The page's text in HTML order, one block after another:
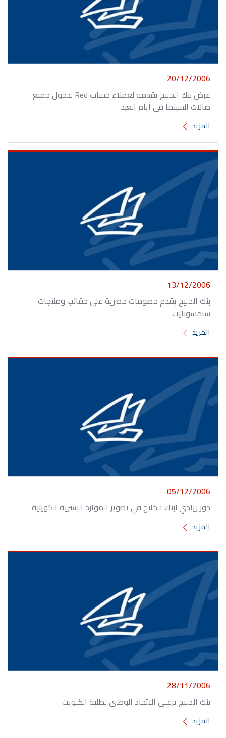
20/12/2006
عرض بنك الخليج يقدمه لعملاء حساب Red لدخول جميع
صالات السينما في أيام العيد
المزيد
13/12/2006
بنك الخليج يقدم خصومات حصرية على حقائب ومنتجات
سامسونايت
المزيد
05/12/2006
دور ريادي لبنك الخليج في تطوير الموارد البشرية الكويتية
المزيد
28/11/2006
بنك الخليج يرعـى الاتحاد الوطني لطلبة الكـويت
المزيد